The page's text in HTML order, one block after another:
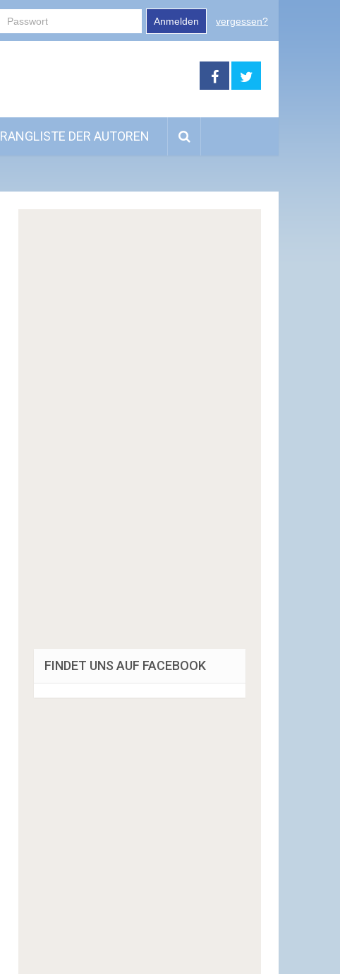
Anmelden vergessen?
RANGLISTE DER AUTOREN
FINDET UNS AUF FACEBOOK